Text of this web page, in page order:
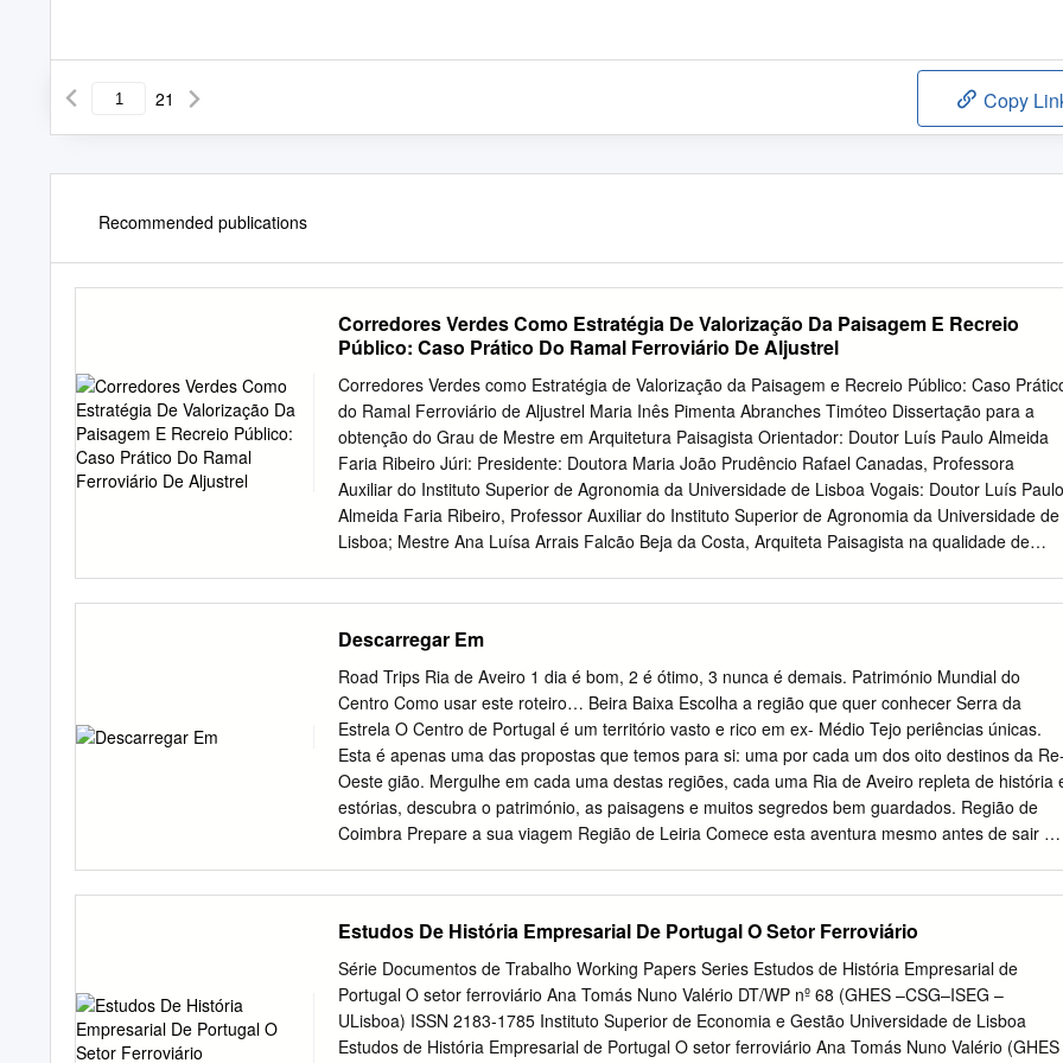
21 Copy
Recommended publications
Corredores Verdes Como Estratégia De Valorização Da Paisagem E Recreio
Público: Caso Prático Do Ramal Ferroviário De Aljustrel
Corredores Verdes como Estratégia de Valorização da Paisagem e Recreio Público: Caso
do Ramal Ferroviário de Aljustrel Maria Inês Pimenta Abranches Timóteo Dissertação para a
obtenção do Grau de Mestre em Arquitetura Paisagista Orientador: Doutor Luís Paulo Almeida
Faria Ribeiro Júri: Presidente: Doutora Maria João Prudêncio Rafael Canadas, Professora
Auxiliar do Instituto Superior de Agronomia da Universidade de Lisboa Vogais: Doutor Luís Paulo
Almeida Faria Ribeiro, Professor Auxiliar do Instituto Superior de Agronomia da Universidade de
Lisboa; Mestre Ana Luísa Arrais Falcão Beja da Costa, Arquiteta Paisagista na qualidade de
Agronomia. À Infraestruturas de Portugal (que inclui a antiga REFER), em especial à Arquiteta
Lara Rodrigues, por toda a ajuda, disponibilidade e simpatia que forneceu no decurso deste
trabalho. Ao CEAP, em especial à Arq.ª Paisagista Selma Pena e Arq.ª Paisagista Natália Cunha,
por toda a ajuda na procura e tratamento de informação SIG. Ao Arq.º Paisagista Nuno Lecoq
pela rápida disponibilidade, ajuda e simpatia que ofereceu na fase de análise deste trabalho. Ao
Sr. Eduardo Moreira pela receção calorosa e partilha de tantas histórias e informação
sobre Aljustrel e as suas minas. À Unidade de Intervenção Territorial Norte (UITN), da Câmara
Municipal de Lisboa, por me aceitar como estagiária durante 3 meses, período no qual aprendi
Descarregar Em
Road Trips Ria de Aveiro 1 dia é bom, 2 é ótimo, 3 nunca é demais. Património Mundial do
Centro Como usar este roteiro… Beira Baixa Escolha a região que quer conhecer Serra da
Estrela O Centro de Portugal é um território vasto e rico em ex- Médio Tejo periências únicas.
Esta é apenas uma das propostas que temos para si: uma por cada um dos oito destinos da Re-
Oeste gião. Mergulhe em cada uma destas regiões, cada uma Ria de Aveiro repleta de história
estórias, descubra o património, as paisagens e muitos segredos bem guardados. Região de
Coimbra Prepare a sua viagem Região de Leiria Comece esta aventura mesmo antes de sair de
Desta forma garantimos uma viagem tão agradável para quem visita o território como para quem
o habita. O que pode esperar Ao longo deste roteiro damos-lhe as melhores dicas sobre cada
local. Esqueça a autoestrada e aventure-se pelo Cen- tro de Portugal por caminhos que são,
eles próprios, uma experiência. Descubra os muitos museus, o Património Mundial da
Humanidade, as praias mais belas e as mais secretas, sem nunca esquecer as iguarias
Estudos De História Empresarial De Portugal O Setor Ferroviário
Série Documentos de Trabalho Working Papers Series Estudos de História Empresarial de
Portugal O setor ferroviário Ana Tomás Nuno Valério DT/WP nº 68 (GHES –CSG–ISEG –
ULisboa) ISSN 2183-1785 Instituto Superior de Economia e Gestão Universidade de Lisboa
Estudos de História Empresarial de Portugal O setor ferroviário Ana Tomás Nuno Valério (GHES